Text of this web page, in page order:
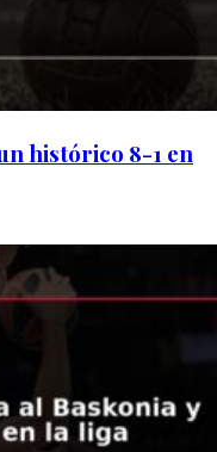
histórico 8-1 en